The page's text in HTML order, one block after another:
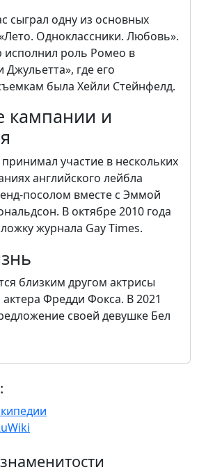
сыграл одну из основных
Одноклассники. Любовь».
исполнил роль Ромео в
где его
была Хейли Стейнфелд.
кампании и
принимал участие в нескольких
английского лейбла
посолом вместе с Эммой
В октябре 2010 года
журнала Gay Times.
близким другом актрисы
Фредди Фокса. В 2021
своей девушке Бел